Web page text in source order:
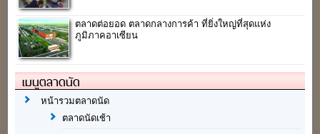
ตลาดต่อยอด ตลาดกลางการค้า ที่ยิ่งใหญ่ที่สุดแห่ง
ภูมิภาคอาเซียน
เมนูตลาดนัด
หน้ารวมตลาดนัด
ตลาดนัดเช้า